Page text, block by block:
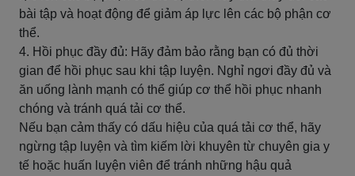
bài tập và hoạt động để giảm áp lực lên các bộ phận cơ
thể.
4. Hồi phục đầy đủ: Hãy đảm bảo rằng bạn có đủ thời
gian để hồi phục sau khi tập luyện. Nghỉ ngơi đầy đủ và
ăn uống lành mạnh có thể giúp cơ thể hồi phục nhanh
chóng và tránh quá tải cơ thể.
Nếu bạn cảm thấy có dấu hiệu của quá tải cơ thể, hãy
ngừng tập luyện và tìm kiếm lời khuyên từ chuyên gia y
tế hoặc huấn luyện viên để tránh những hậu quả